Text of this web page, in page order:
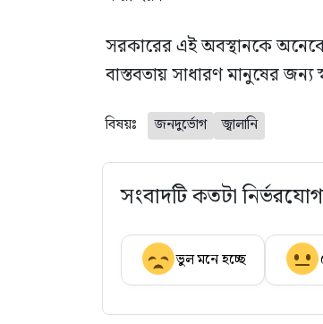
সরকারের এই অবস্থানকে
বাস্তবতায় সাধারণ মানুষের জন্য
বিষয়ঃ জনদুর্ভোগ জ্বালানি
সংবাদটি কতটা
ভুল মনে হচ্ছে